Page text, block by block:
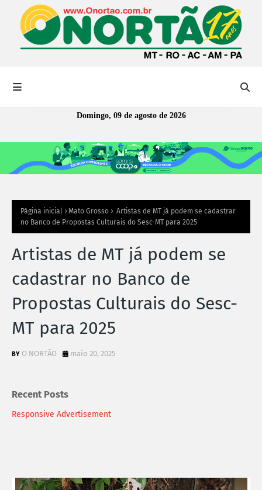
Domingo, 09 de agosto de 2026
Página inicial Mato Grosso
Artistas de MT já podem se cadastrar
no Banco de Propostas Culturais do Sesc-MT para 2025
Artistas de MT já podem se
cadastrar no Banco de
Propostas Culturais do Sesc-
MT para 2025
O NORTÃO maio 20, 2025
Recent Posts
Responsive Advertisement